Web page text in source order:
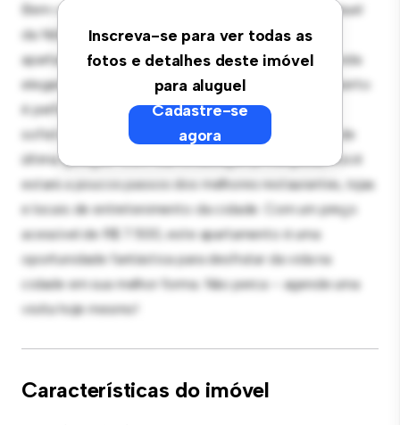
Inscreva-se para ver todas as
fotos e detalhes deste imóvel
para aluguel
Cadastre-se
agora
Bem-vindo ao seu novo refúgio urbano em Rua Manuel
da Nóbrega - Paraíso - São Paulo! Este moderno
apartamento de 2 quartos oferece um espaço de vida
elegante e aconchegante. O layout em conceito aberto
é perfeito para receber convidados, e a cozinha
sofisticada está equipada com eletrodomésticos de
última geração. Com sua localização privilegiada, você
estará a poucos passos dos melhores restaurantes, lojas
e locais de entretenimento da cidade. Com um preço
acessível de R$ 7.500, este apartamento é uma
oportunidade fantástica para desfrutar da vida na
cidade em sua melhor forma. Não perca – agende uma
visita hoje mesmo!
Características do imóvel